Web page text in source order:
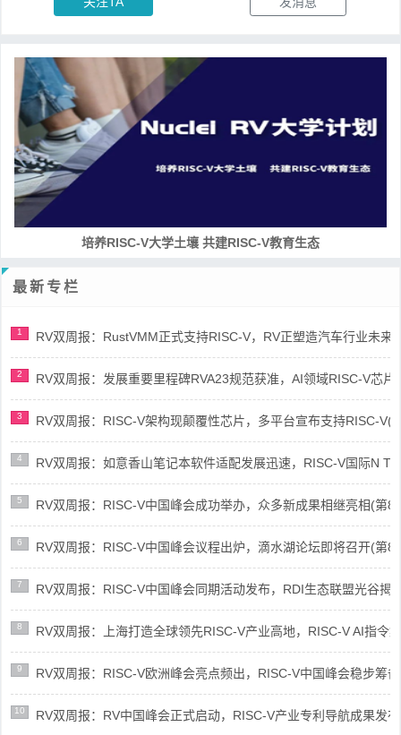
培养RISC-V大学土壤 共建RISC-V教育生态
最新专栏
1 RV双周报：RustVMM正式支持RISC-V，RV正塑造汽车行业未来
2 RV双周报：发展重要里程碑RVA23规范获准，AI领域RISC-V芯
3 RV双周报：RISC-V架构现颠覆性芯片，多平台宣布支持RISC-V(
4 RV双周报：如意香山笔记本软件适配发展迅速，RISC-V国际N
5 RV双周报：RISC-V中国峰会成功举办，众多新成果相继亮相(第
6 RV双周报：RISC-V中国峰会议程出炉，滴水湖论坛即将召开(第
7 RV双周报：RISC-V中国峰会同期活动发布，RDI生态联盟光谷揭
8 RV双周报：上海打造全球领先RISC-V产业高地，RISC-V AI指令
9 RV双周报：RISC-V欧洲峰会亮点频出，RISC-V中国峰会稳步筹
10 RV双周报：RV中国峰会正式启动，RISC-V产业专利导航成果发